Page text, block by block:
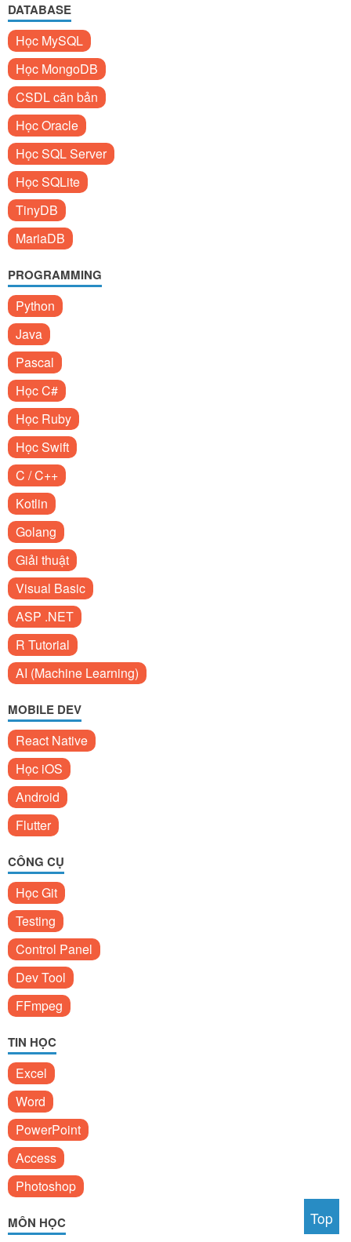
DATABASE
Học MySQL
Học MongoDB
CSDL căn bản
Học Oracle
Học SQL Server
Học SQLite
TinyDB
MariaDB
PROGRAMMING
Python
Java
Pascal
Học C#
Học Ruby
Học Swift
C / C++
Kotlin
Golang
Giải thuật
Visual Basic
ASP .NET
R Tutorial
AI (Machine Learning)
MOBILE DEV
React Native
Học iOS
Android
Flutter
CÔNG CỤ
Học Git
Testing
Control Panel
Dev Tool
FFmpeg
TIN HỌC
Excel
Word
PowerPoint
Access
Photoshop
MÔN HỌC Top